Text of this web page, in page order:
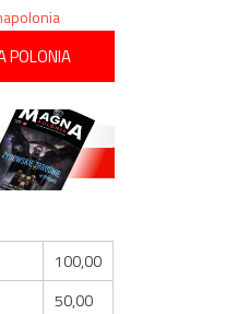
POLONIA
100,00
50,00